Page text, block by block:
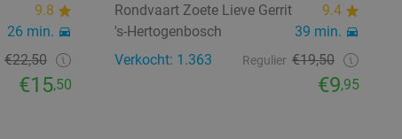
9.8
26 min.
€22,50
€15,50
Rondvaart Zoete Lieve Gerrit
9.4
's-Hertogenbosch
39 min.
Verkocht: 1.363
Regulier €19,50
€9,95